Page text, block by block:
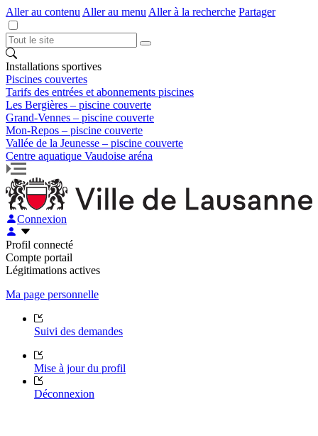
Aller au contenu Aller au menu Aller à la recherche Partager
Installations sportives
Piscines couvertes
Tarifs des entrées et abonnements piscines
Les Bergières – piscine couverte
Grand-Vennes – piscine couverte
Mon-Repos – piscine couverte
Vallée de la Jeunesse – piscine couverte
Centre aquatique Vaudoise aréna
Connexion
Profil connecté
Compte portail
Légitimations actives
Ma page personnelle
Suivi des demandes
Mise à jour du profil
Déconnexion